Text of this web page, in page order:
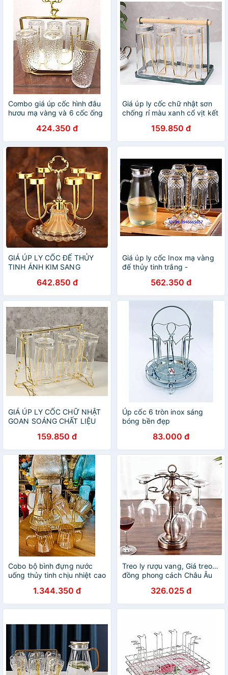
Combo giá úp cốc hình đâu
hươu mạ vàng và 6 cốc ống
424.350 đ
Giá úp ly cốc chữ nhật sơn
chống rỉ màu xanh cổ vịt kết
159.850 đ
GIÁ ÚP LY CỐC ĐẾ THỦY
TINH ÁNH KIM SANG
642.850 đ
Giá úp ly cốc Inox mạ vàng
đế thủy tinh trắng -
562.350 đ
GIÁ ÚP LY CỐC CHỮ NHẬT
GOAN SOÁNG CHẤT LIỆU
159.850 đ
Úp cốc 6 tròn inox sáng
bóng bền đẹp
83.000 đ
Cobo bộ bình đựng nước
uống thủy tinh chịu nhiệt cao
cốc màu vàng Gold sang
trọng
1.344.350 đ
Treo ly rượu vang, Giá treo ly
đồng phong cách Châu Âu
326.025 đ